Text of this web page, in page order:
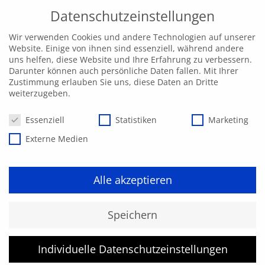
Ersthelfer Aus- und
Fortbildung
Datenschutzeinstellungen
Wir verwenden Cookies und andere Technologien auf unserer
Website. Einige von ihnen sind essenziell, während andere
uns helfen, diese Website und Ihre Erfahrung zu verbessern.
Darunter können auch persönliche Daten fallen. Mit Ihrer
Zustimmung erlauben Sie uns, diese Daten an Dritte
weiterzugeben.
Datenschutzeinstellungen
Essenziell Statistiken
Marketing
Externe Medien
Alle akzeptieren
Speichern
Individuelle Datenschutzeinstellungen